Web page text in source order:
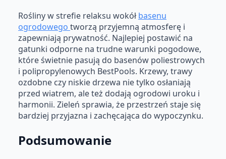
Rośliny w strefie relaksu wokół basenu
ogrodowego tworzą przyjemną atmosferę i
zapewniają prywatność. Najlepiej postawić na
gatunki odporne na trudne warunki pogodowe,
które świetnie pasują do basenów poliestrowych
i polipropylenowych BestPools. Krzewy, trawy
ozdobne czy niskie drzewa nie tylko osłaniają
przed wiatrem, ale też dodają ogrodowi uroku i
harmonii. Zieleń sprawia, że przestrzeń staje się
bardziej przyjazna i zachęcająca do wypoczynku.
Podsumowanie